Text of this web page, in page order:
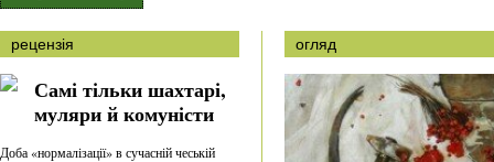
рецензія
Самі тільки шахтарі,
муляри й комуністи
Доба «нормалізації» в сучасній чеській
огляд